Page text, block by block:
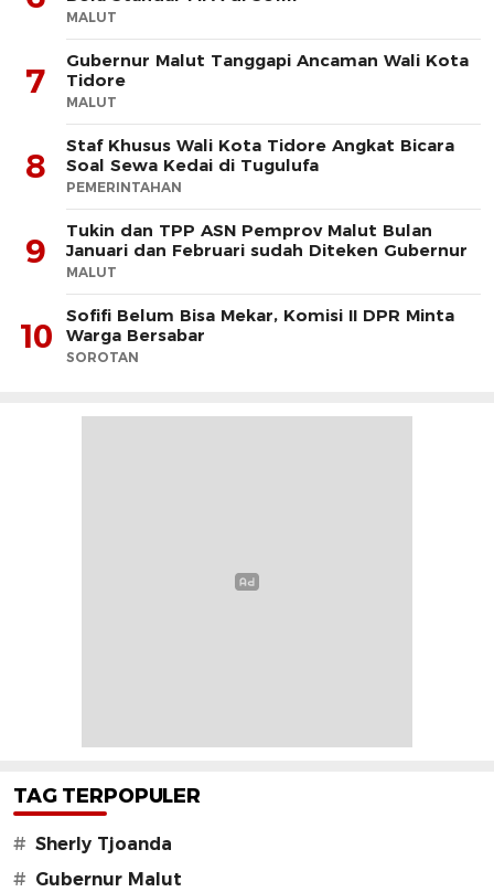
MALUT
7
Gubernur Malut Tanggapi Ancaman Wali Kota
Tidore
MALUT
8
Staf Khusus Wali Kota Tidore Angkat Bicara
Soal Sewa Kedai di Tugulufa
PEMERINTAHAN
9
Tukin dan TPP ASN Pemprov Malut Bulan
Januari dan Februari sudah Diteken Gubernur
MALUT
10
Sofifi Belum Bisa Mekar, Komisi II DPR Minta
Warga Bersabar
SOROTAN
TAG TERPOPULER
# Sherly Tjoanda
# Gubernur Malut